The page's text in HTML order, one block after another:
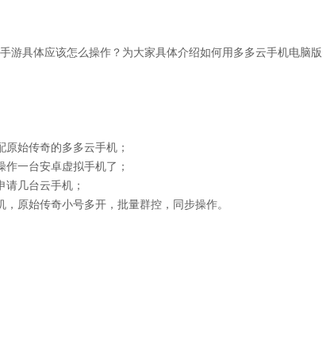
游具体应该怎么操作？为大家具体介绍如何用多多云手机电脑版
原始传奇的多多云手机；
一台安卓虚拟手机了；
几台云手机；
原始传奇小号多开，批量群控，同步操作。